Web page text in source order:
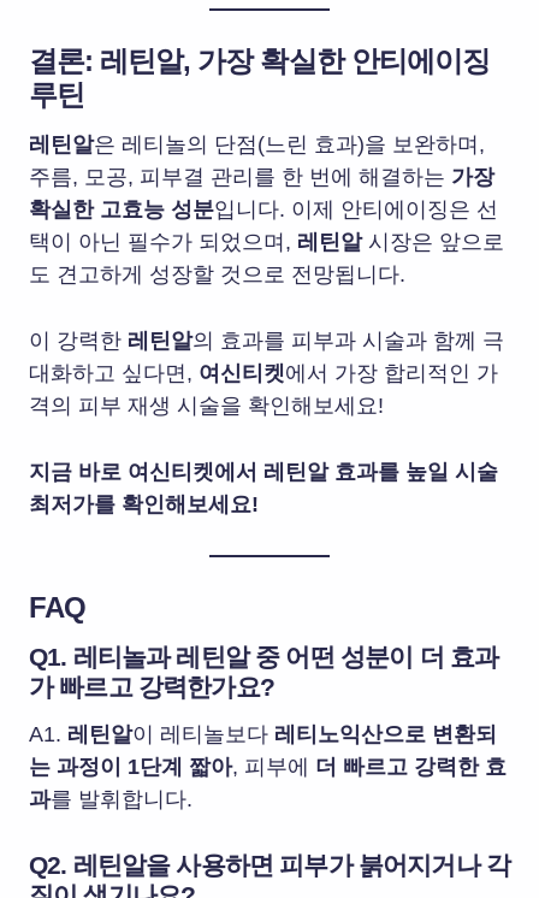
결론: 레틴알, 가장 확실한 안티에이징
루틴
레틴알은 레티놀의 단점(느린 효과)을 보완하며,
주름, 모공, 피부결 관리를 한 번에 해결하는 가장
확실한 고효능 성분입니다. 이제 안티에이징은 선
택이 아닌 필수가 되었으며, 레틴알시장은 앞으로
도 견고하게 성장할 것으로 전망됩니다.
이 강력한 레틴알의 효과를 피부과 시술과 함께 극
대화하고 싶다면, 여신티켓에서 가장 합리적인 가
격의 피부 재생 시술을 확인해보세요!
지금 바로 여신티켓에서 레틴알 효과를 높일 시술
최저가를 확인해보세요!
FAQ
Q1. 레티놀과 레틴알 중 어떤 성분이 더 효과
가 빠르고 강력한가요?
A1. 레틴알이 레티놀보다 레티노익산으로 변환되
는 과정이 1단계 짧아, 피부에 더 빠르고 강력한 효
과를 발휘합니다.
Q2. 레틴알을 사용하면 피부가 붉어지거나 각